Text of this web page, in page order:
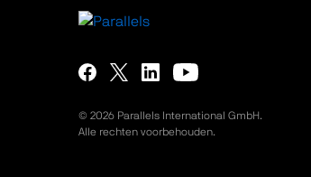
© 2026 Parallels International GmbH.
Alle rechten voorbehouden.